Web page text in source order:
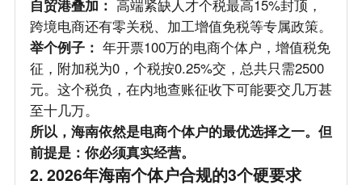
自贸港叠加： 高端紧缺人才个税最高15%封顶，
跨境电商还有零关税、加工增值免税等专属政策。
举个例子： 年开票100万的电商个体户，增值税免
征，附加税为0，个税按0.25%交，总共只需2500
元。这个税负，在内地查账征收下可能要交几万甚
至十几万。
所以，海南依然是电商个体户的最优选择之一。但
前提是：你必须真实经营。
2. 2026年海南个体户合规的3个硬要求